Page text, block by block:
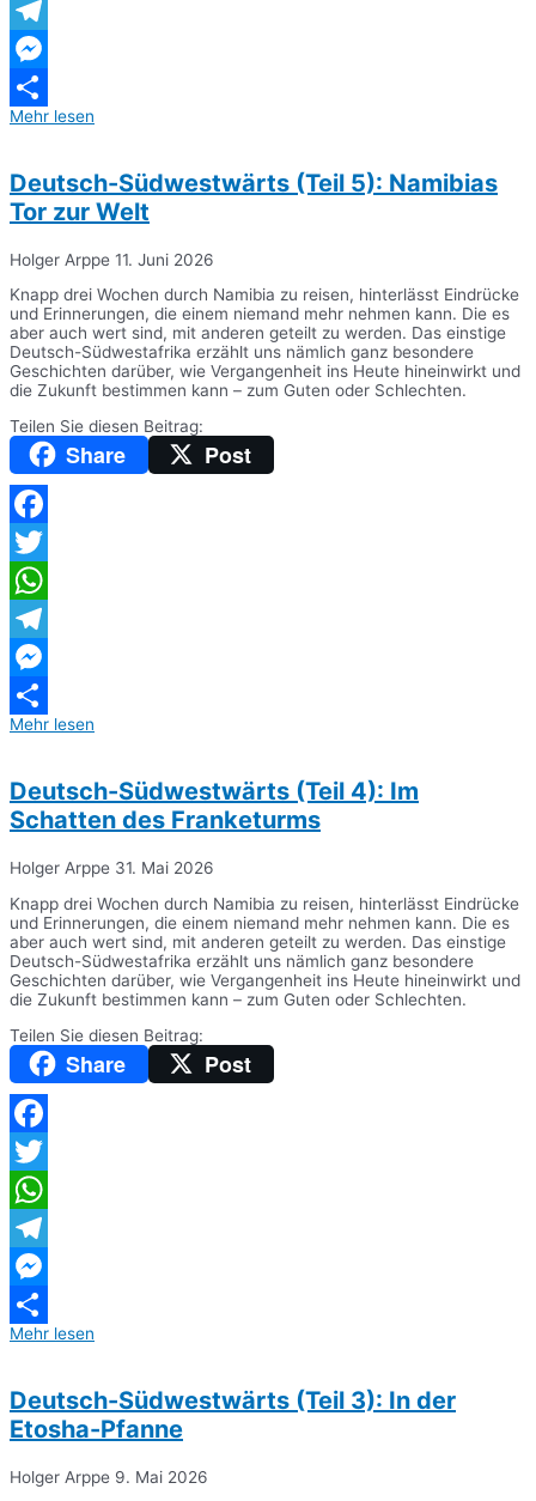
WhatsApp
Telegram
Messenger
Teilen
Mehr lesen
Deutsch-Südwestwärts (Teil 5): Namibias
Tor zur Welt
Holger Arppe 11. Juni 2026
Knapp drei Wochen durch Namibia zu reisen, hinterlässt Eindrücke
und Erinnerungen, die einem niemand mehr nehmen kann. Die es
aber auch wert sind, mit anderen geteilt zu werden. Das einstige
Deutsch-Südwestafrika erzählt uns nämlich ganz besondere
Geschichten darüber, wie Vergangenheit ins Heute hineinwirkt und
die Zukunft bestimmen kann – zum Guten oder Schlechten.
Teilen Sie diesen Beitrag:
Share Post
Facebook
Twitter
WhatsApp
Telegram
Messenger
Teilen
Mehr lesen
Deutsch-Südwestwärts (Teil 4): Im
Schatten des Franketurms
Holger Arppe 31. Mai 2026
Knapp drei Wochen durch Namibia zu reisen, hinterlässt Eindrücke
und Erinnerungen, die einem niemand mehr nehmen kann. Die es
aber auch wert sind, mit anderen geteilt zu werden. Das einstige
Deutsch-Südwestafrika erzählt uns nämlich ganz besondere
Geschichten darüber, wie Vergangenheit ins Heute hineinwirkt und
die Zukunft bestimmen kann – zum Guten oder Schlechten.
Teilen Sie diesen Beitrag:
Share Post
Facebook
Twitter
WhatsApp
Telegram
Messenger
Teilen
Mehr lesen
Deutsch-Südwestwärts (Teil 3): In der
Etosha-Pfanne
Holger Arppe 9. Mai 2026